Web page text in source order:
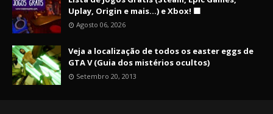
Uplay, Origin e mais...) e Xbox! 🟩
Agosto 06, 2026
Veja a localização de todos os easter eggs de
GTA V (Guia dos mistérios ocultos)
Setembro 20, 2013